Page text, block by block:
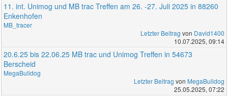
11. int. Unimog und MB trac Treffen am 26. -27. Juli 2025 in 88260
Enkenhofen
MB_tracer
Letzter Beitrag von David1400
10.07.2025, 09:14
20.6.25 bis 22.06.25 MB trac und Unimog Treffen in 54673
Berscheid
MegaBulldog
Letzter Beitrag von MegaBulldog
25.05.2025, 07:22